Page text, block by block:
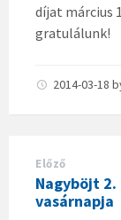
díjat március
gratulálunk!
2014-03-18
Előző
Nagyböjt 2.
vasárnapja